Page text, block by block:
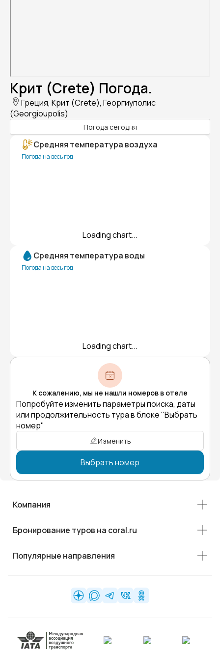
Крит (Crete) Погода.
Греция, Крит (Crete), Георгиуполис
(Georgioupolis)
Погода сегодня
Средняя температура воздуха
Погода на весь год
Loading chart...
Средняя температура воды
Погода на весь год
Loading chart...
К сожалению, мы не нашли номеров в отеле
Попробуйте изменить параметры поиска, даты
или продолжительность тура в блоке "Выбрать
номер"
Изменить
Выбрать номер
Компания
Бронирование туров на coral.ru
Популярные направления